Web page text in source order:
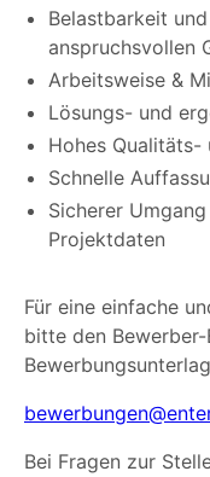
Belastbarkeit
anspruchsvollen
Arbeitsweise &
Lösungs- und
Hohes Qualitäts-
Schnelle
Sicherer
Projektdaten
Für eine einfache
bitte den
Bei Fragen zur